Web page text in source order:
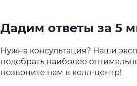
Дадим ответы за 5
Нужна консультация? Наши
подобрать наиболее
позвоните нам в колл-центр!